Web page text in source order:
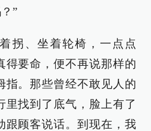
”
拐、坐着轮椅，一点点
得要命，便不再说那样的
指。那些曾经不敢见人的
里找到了底气，脸上有了
跟顾客说话。到现在，我